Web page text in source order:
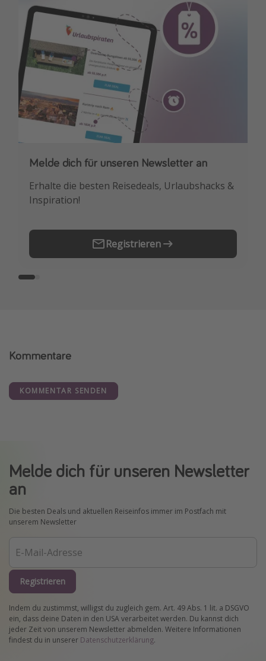
Melde dich für unseren Newsletter an
Erhalte die besten Reisedeals, Urlaubshacks &
Inspiration!
Registrieren
Downloade unsere App
Buche die besten Reiseschnäppchen als
Erstes.
Kommentare
KOMMENTAR SENDEN
Melde dich für unseren Newsletter
an
Die besten Deals und aktuellen Reiseinfos immer im Postfach mit
unserem Newsletter
Registrieren
Indem du zustimmst, willigst du zugleich gem. Art. 49 Abs. 1 lit. a DSGVO
ein, dass deine Daten in den USA verarbeitet werden. Du kannst dich
jeder Zeit von unserem Newsletter abmelden. Weitere Informationen
findest du in unserer Datenschutzerklärung.